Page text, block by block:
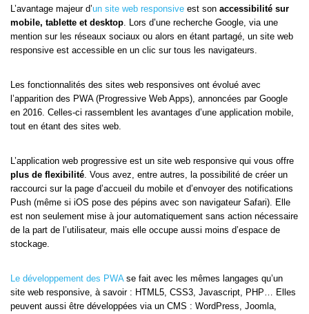
L’avantage majeur d’un site web responsive est son accessibilité sur
mobile, tablette et desktop. Lors d’une recherche Google, via une
mention sur les réseaux sociaux ou alors en étant partagé, un site web
responsive est accessible en un clic sur tous les navigateurs.
Les fonctionnalités des sites web responsives ont évolué avec
l’apparition des PWA (Progressive Web Apps), annoncées par Google
en 2016. Celles-ci rassemblent les avantages d’une application mobile,
tout en étant des sites web.
L’application web progressive est un site web responsive qui vous offre
plus de flexibilité. Vous avez, entre autres, la possibilité de créer un
raccourci sur la page d’accueil du mobile et d’envoyer des notifications
Push (même si iOS pose des pépins avec son navigateur Safari). Elle
est non seulement mise à jour automatiquement sans action nécessaire
de la part de l’utilisateur, mais elle occupe aussi moins d’espace de
stockage.
Le développement des PWAse fait avec les mêmes langages qu’un
site web responsive, à savoir : HTML5, CSS3, Javascript, PHP… Elles
peuvent aussi être développées via un CMS : WordPress, Joomla,